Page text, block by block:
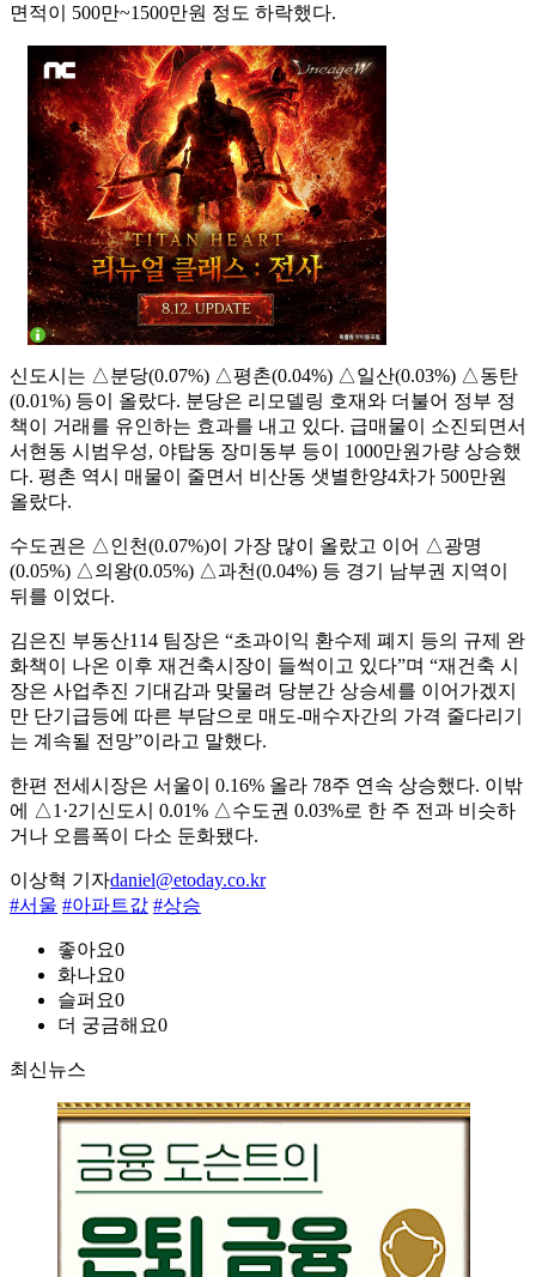
면적이 500만~1500만원 정도 하락했다.
신도시는 △분당(0.07%) △평촌(0.04%) △일산(0.03%) △동탄
(0.01%) 등이 올랐다. 분당은 리모델링 호재와 더불어 정부 정
책이 거래를 유인하는 효과를 내고 있다. 급매물이 소진되면서
서현동 시범우성, 야탑동 장미동부 등이 1000만원가량 상승했
다. 평촌 역시 매물이 줄면서 비산동 샛별한양4차가 500만원
올랐다.
수도권은 △인천(0.07%)이 가장 많이 올랐고 이어 △광명
(0.05%) △의왕(0.05%) △과천(0.04%) 등 경기 남부권 지역이
뒤를 이었다.
김은진 부동산114 팀장은 “초과이익 환수제 폐지 등의 규제 완
화책이 나온 이후 재건축시장이 들썩이고 있다”며 “재건축 시
장은 사업추진 기대감과 맞물려 당분간 상승세를 이어가겠지
만 단기급등에 따른 부담으로 매도-매수자간의 가격 줄다리기
는 계속될 전망”이라고 말했다.
한편 전세시장은 서울이 0.16% 올라 78주 연속 상승했다. 이밖
에 △1·2기신도시 0.01% △수도권 0.03%로 한 주 전과 비슷하
거나 오름폭이 다소 둔화됐다.
이상혁 기자daniel@etoday.co.kr
#서울 #아파트값 #상승
좋아요0
화나요0
슬퍼요0
더 궁금해요0
최신뉴스